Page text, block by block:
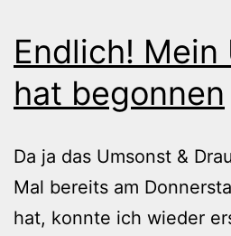
Endlich! Mein
hat begonnen
Da ja das Umsonst &
Mal bereits am
hat, konnte ich wieder